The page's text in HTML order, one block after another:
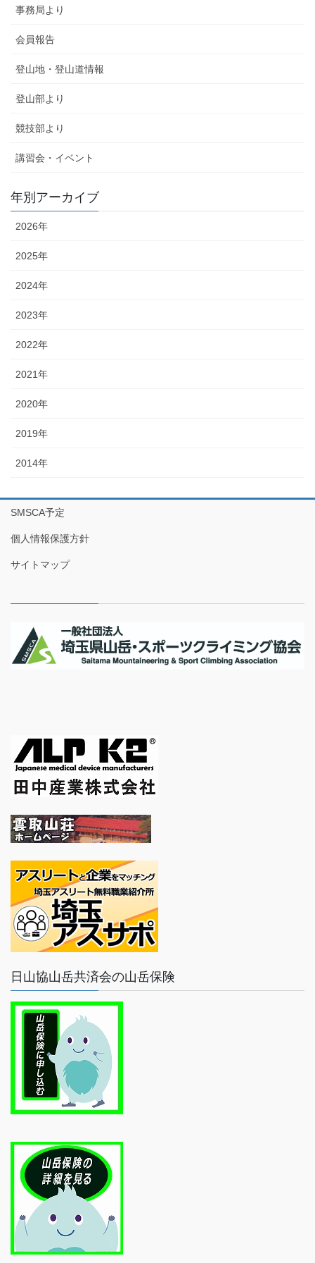
事務局より
会員報告
登山地・登山道情報
登山部より
競技部より
講習会・イベント
年別アーカイブ
2026年
2025年
2024年
2023年
2022年
2021年
2020年
2019年
2014年
SMSCA予定
個人情報保護方針
サイトマップ
日山協山岳共済会の山岳保険